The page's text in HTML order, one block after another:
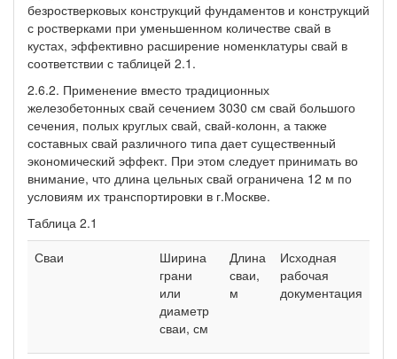
безростверковых конструкций фундаментов и конструкций
с ростверками при уменьшенном количестве свай в
кустах, эффективно расширение номенклатуры свай в
соответствии с таблицей 2.1.
2.6.2. Применение вместо традиционных
железобетонных свай сечением 3030 см свай большого
сечения, полых круглых свай, свай-колонн, а также
составных свай различного типа дает существенный
экономический эффект. При этом следует принимать во
внимание, что длина цельных свай ограничена 12 м по
условиям их транспортировки в г.Москве.
Таблица 2.1
Сваи
Ширина
грани
или
диаметр
сваи, см
Длина
сваи,
м
Исходная
рабочая
документация